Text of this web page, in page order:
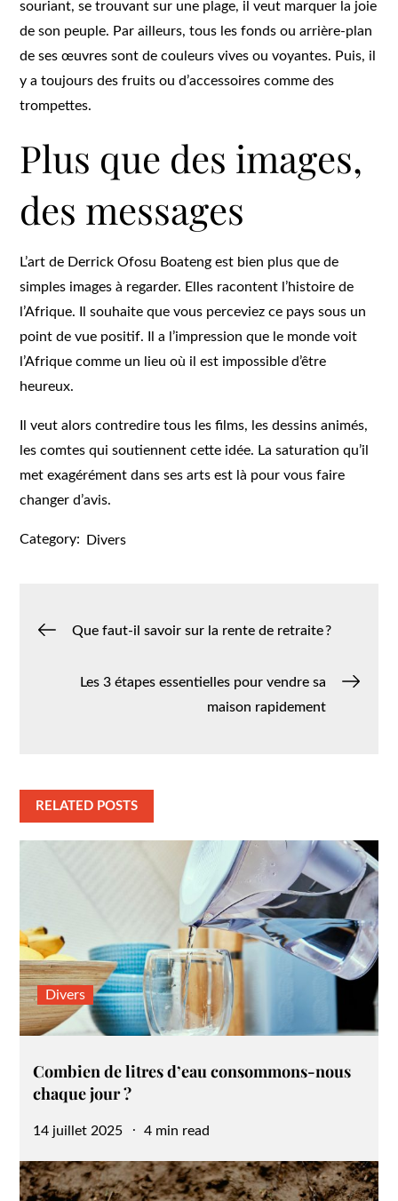
souriant, se trouvant sur une plage, il veut marquer la joie
de son peuple. Par ailleurs, tous les fonds ou arrière-plan
de ses œuvres sont de couleurs vives ou voyantes. Puis, il
y a toujours des fruits ou d’accessoires comme des
trompettes.
Plus que des images,
des messages
L’art de Derrick Ofosu Boateng est bien plus que de
simples images à regarder. Elles racontent l’histoire de
l’Afrique. Il souhaite que vous perceviez ce pays sous un
point de vue positif. Il a l’impression que le monde voit
l’Afrique comme un lieu où il est impossible d’être
heureux.
Il veut alors contredire tous les films, les dessins animés,
les comtes qui soutiennent cette idée. La saturation qu’il
met exagérément dans ses arts est là pour vous faire
changer d’avis.
Category: Divers
Navigation
Que faut-il savoir sur la rente de retraite ?
Les 3 étapes essentielles pour vendre sa
maison rapidement
RELATED POSTS
Divers
Combien de litres d’eau consommons-nous
chaque jour ?
Posted
14 juillet 2025 4 min read